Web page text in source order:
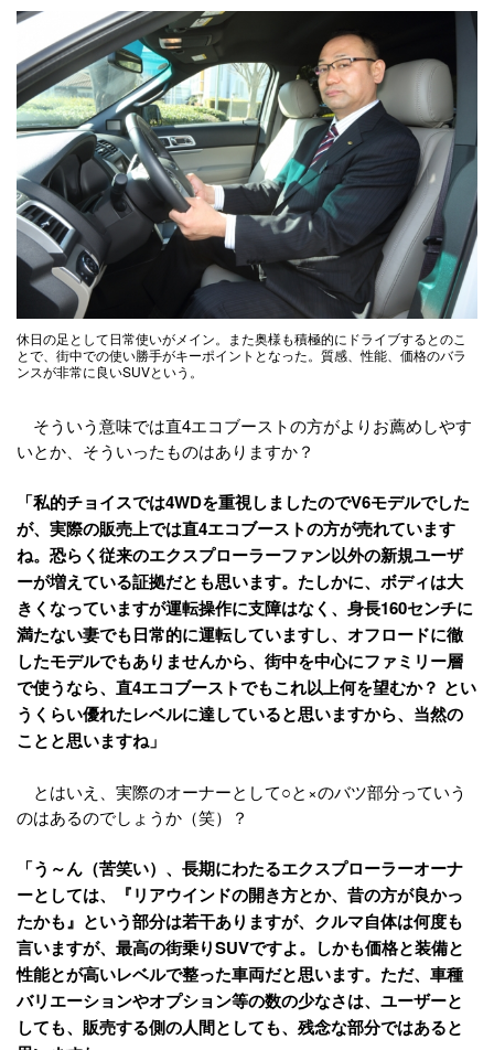
休日の足として日常使いがメイン。また奥様も積極的にドライブするとのこ
とで、街中での使い勝手がキーポイントとなった。質感、性能、価格のバラ
ンスが非常に良いSUVという。
そういう意味では直4エコブーストの方がよりお薦めしやす
いとか、そういったものはありますか？
「私的チョイスでは4WDを重視しましたのでV6モデルでした
が、実際の販売上では直4エコブーストの方が売れています
ね。恐らく従来のエクスプローラーファン以外の新規ユーザ
ーが増えている証拠だとも思います。たしかに、ボディは大
きくなっていますが運転操作に支障はなく、身長160センチに
満たない妻でも日常的に運転していますし、オフロードに徹
したモデルでもありませんから、街中を中心にファミリー層
で使うなら、直4エコブーストでもこれ以上何を望むか？ とい
うくらい優れたレベルに達していると思いますから、当然の
ことと思いますね」
とはいえ、実際のオーナーとして○と×のバツ部分っていう
のはあるのでしょうか（笑）？
「う～ん（苦笑い）、長期にわたるエクスプローラーオーナ
ーとしては、『リアウインドの開き方とか、昔の方が良かっ
たかも』という部分は若干ありますが、クルマ自体は何度も
言いますが、最高の街乗りSUVですよ。しかも価格と装備と
性能とが高いレベルで整った車両だと思います。ただ、車種
バリエーションやオプション等の数の少なさは、ユーザーと
しても、販売する側の人間としても、残念な部分ではあると